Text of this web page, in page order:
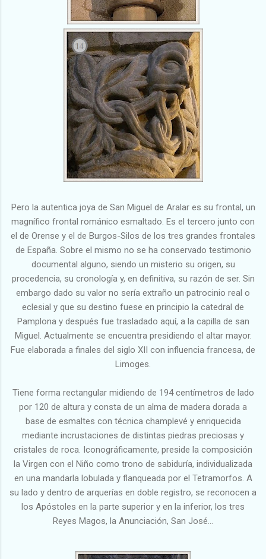
Pero la autentica joya de San Miguel de Aralar es su frontal, un
magnífico frontal románico esmaltado. Es el tercero junto con
el de Orense y el de Burgos-Silos de los tres grandes frontales
de España. Sobre el mismo no se ha conservado testimonio
documental alguno, siendo un misterio su origen, su
procedencia, su cronología y, en definitiva, su razón de ser. Sin
embargo dado su valor no sería extraño un patrocinio real o
eclesial y que su destino fuese en principio la catedral de
Pamplona y después fue trasladado aquí, a la capilla de san
Miguel. Actualmente se encuentra presidiendo el altar mayor.
Fue elaborada a finales del siglo XII con influencia francesa, de
Limoges.
Tiene forma rectangular midiendo de 194 centímetros de lado
por 120 de altura y consta de un alma de madera dorada a
base de esmaltes con técnica champlevé y enriquecida
mediante incrustaciones de distintas piedras preciosas y
cristales de roca. Iconográficamente, preside la composición
la Virgen con el Niño como trono de sabiduría, individualizada
en una mandarla lobulada y flanqueada por el Tetramorfos. A
su lado y dentro de arquerías en doble registro, se reconocen a
los Apóstoles en la parte superior y en la inferior, los tres
Reyes Magos, la Anunciación, San José...